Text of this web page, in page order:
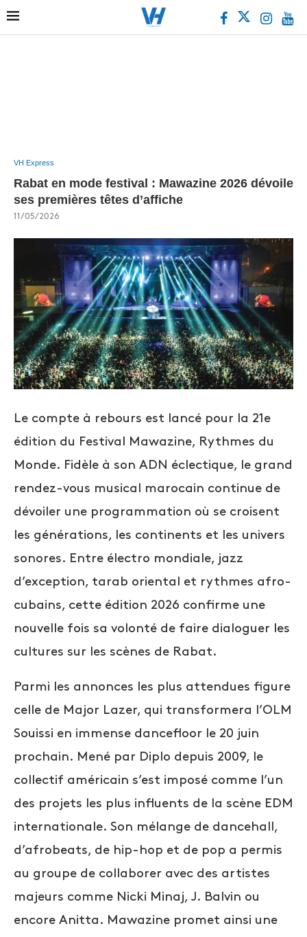
VH Express
Rabat en mode festival : Mawazine 2026 dévoile
ses premières têtes d’affiche
11/05/2026
Le compte à rebours est lancé pour la 21e
édition du Festival Mawazine, Rythmes du
Monde. Fidèle à son ADN éclectique, le grand
rendez-vous musical marocain continue de
dévoiler une programmation où se croisent
les générations, les continents et les univers
sonores. Entre électro mondiale, jazz
d’exception, tarab oriental et rythmes afro-
cubains, cette édition 2026 confirme une
nouvelle fois sa volonté de faire dialoguer les
cultures sur les scènes de Rabat.
Parmi les annonces les plus attendues figure
celle de Major Lazer, qui transformera l’OLM
Souissi en immense dancefloor le 20 juin
prochain. Mené par Diplo depuis 2009, le
collectif américain s’est imposé comme l’un
des projets les plus influents de la scène EDM
internationale. Son mélange de dancehall,
d’afrobeats, de hip-hop et de pop a permis
au groupe de collaborer avec des artistes
majeurs comme Nicki Minaj, J. Balvin ou
encore Anitta. Mawazine promet ainsi une